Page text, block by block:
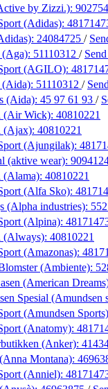
by Zizzi.):
(Adidas):
24084725 /
51110312 /
(AGILO):
51110312 /
(Aida): 45 97 61 93 /
(Air Wick): 40810221
(Ajax): 40810221
(Ajungilak):
(aktive wear):
(Alama): 40810221
(Alfa Sko):
(Alpha industries):
(Alpina):
(Always): 40810221
(Amazonas):
(Ambiente):
(American
Spesial (Amundsen
(Amundsen
(Anatomy):
(Anker):
Montana):
(Anniel):